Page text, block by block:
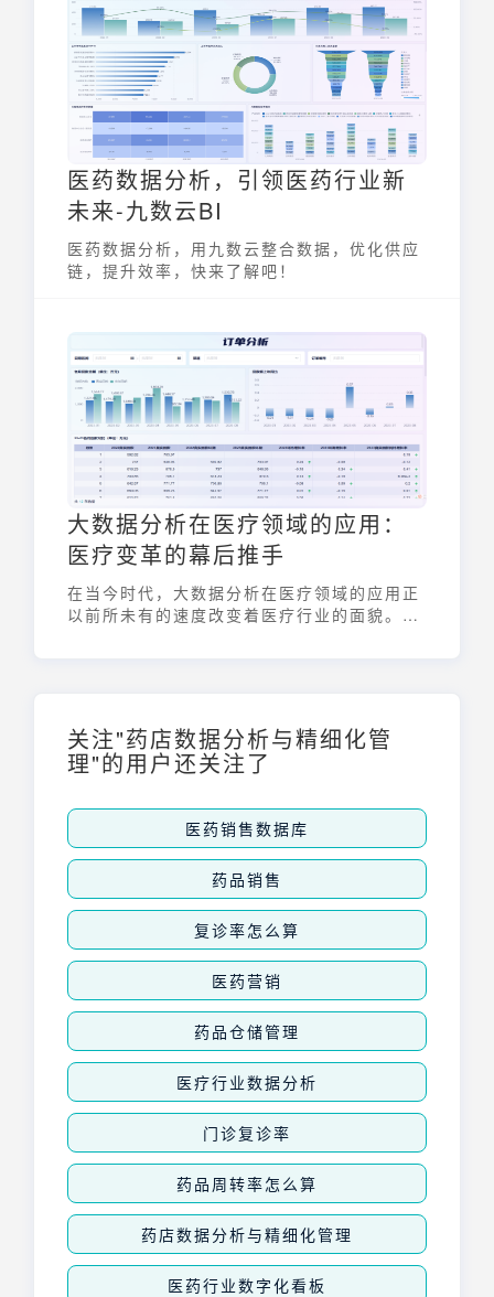
物流，优化了医药流通过程，降低了成本，提
升了效率。
医药数据分析，引领医药行业新
未来-九数云BI
医药数据分析，用九数云整合数据，优化供应
链，提升效率，快来了解吧！
大数据分析在医疗领域的应用：
医疗变革的幕后推手
在当今时代，大数据分析在医疗领域的应用正
以前所未有的速度改变着医疗行业的面貌。它
患者提供更优质、更高效的医疗服务。
关注"药店数据分析与精细化管
理"的用户还关注了
医药销售数据库
药品销售
复诊率怎么算
医药营销
药品仓储管理
医疗行业数据分析
门诊复诊率
药品周转率怎么算
药店数据分析与精细化管理
医药行业数字化看板